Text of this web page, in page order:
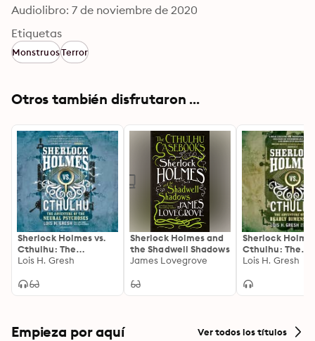
Audiolibro: 7 de noviembre de 2020
Etiquetas
MonstruosTerror
Otros también disfrutaron ...
Sherlock Holmes vs.
Cthulhu: The
Adventure of the
Adventure of the
Lois H. Gresh
Sherlock Holmes and
the Shadwell Shadows
James Lovegrove
Sherlock
Cthulhu: The
Adventure of
Lois H. Gresh
Empieza por aquí Ver todos los títulos